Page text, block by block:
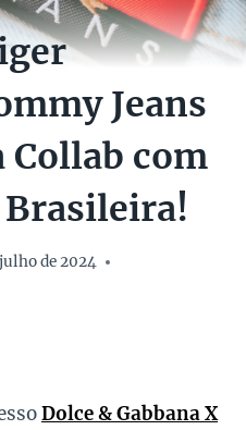
Jeans
Collab com
de 2024
Dolce & Gabbana X